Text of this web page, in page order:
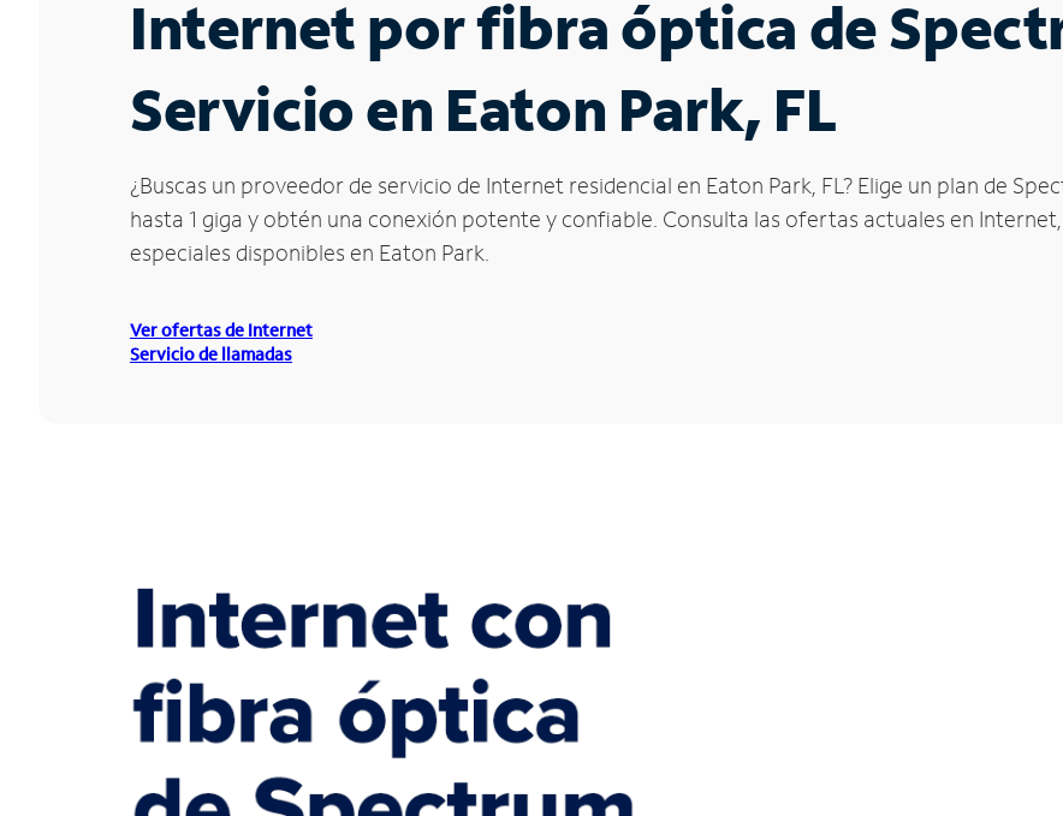
Internet por fibra óptica de
Servicio en Eaton Park, FL
¿Buscas un proveedor de servicio de Internet residencial en Eaton Park, FL? Elige un plan de
hasta 1 giga y obtén una conexión potente y confiable. Consulta las ofertas actuales en
especiales disponibles en Eaton Park.
Ver ofertas de Internet
Servicio de llamadas